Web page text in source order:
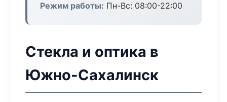
Режим работы: Пн-Вс: 08:00-22:00
Стекла и оптика в
Южно-Сахалинск